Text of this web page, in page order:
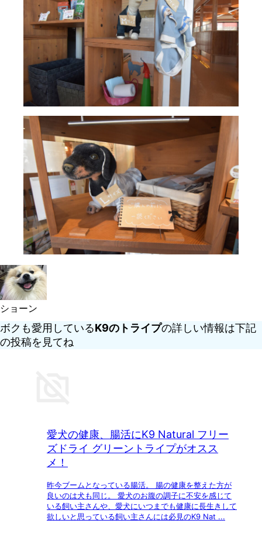
ショーン
ボクも愛用しているK9のトライプの詳しい情報は下記
の投稿を見てね
愛犬の健康、腸活にK9 Natural フリー
ズドライ グリーントライプがオスス
メ！
昨今ブームとなっている腸活。 腸の健康を整えた方が
良いのは犬も同じ。 愛犬のお腹の調子に不安を感じて
いる飼い主さんや、愛犬にいつまでも健康に長生きして
欲しいと思っている飼い主さんには必見のK9 Nat ...